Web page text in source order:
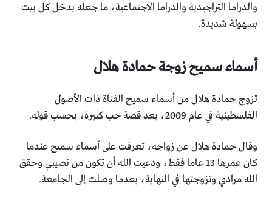
والدراما ‏التراجيدية والدراما الاجتماعية، ما جعله يدخل كل بيت
بسهولة ‏شديدة.‏
أسماء سميح زوجة حمادة هلال ‏
تزوج حمادة هلال من أسماء سميح الفتاة ذات الأصول
‏الفلسطينية في عام 2009، بعد قصة حب كبيرة، بحسب قوله.‏
وقال حمادة هلال عن زواجه، تعرفت على أسماء سميح عندما
كان ‏عمرها 13 عاما فقط، ودعيت الله أن تكون من نصيبي وحقق
الله ‏مرادي وتزوجتها في النهاية، بعدما وصلت إلى الجامعة.‏